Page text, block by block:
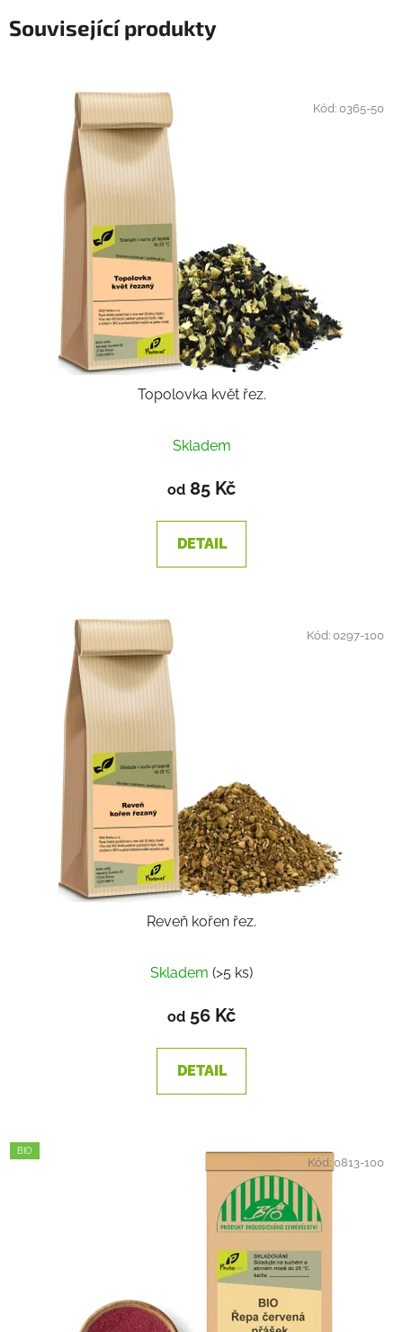
Související produkty
Topolovka květ řez.
Skladem
od 85 Kč
DETAIL
Kód:0365-50
Reveň kořen řez.
Skladem (>5 ks)
od 56 Kč
DETAIL
Kód:0297-100
BIO
Kód:0813-100